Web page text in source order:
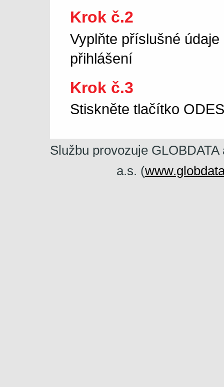
Krok č.2
Vyplňte příslušné
přihlášení
Krok č.3
Stiskněte tlačítko
Službu provozuje
a.s. (